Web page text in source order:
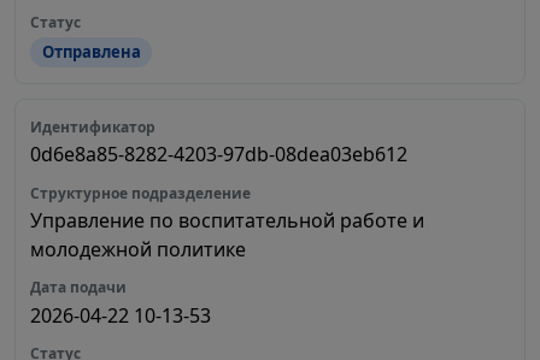
Отправлена
0d6e8a85-8282-4203-97db-08dea03eb612
Управление по воспитательной работе и
молодежной политике
2026-04-22 10-13-53